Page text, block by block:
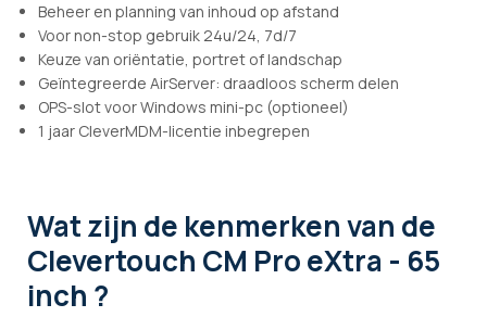
Beheer en planning van inhoud op afstand
Voor non-stop gebruik 24u/24, 7d/7
Keuze van oriëntatie, portret of landschap
Geïntegreerde AirServer: draadloos scherm delen
OPS-slot voor Windows mini-pc (optioneel)
1 jaar CleverMDM-licentie inbegrepen
Wat zijn de kenmerkenvan de
Clevertouch CM Pro eXtra - 65
inch ?